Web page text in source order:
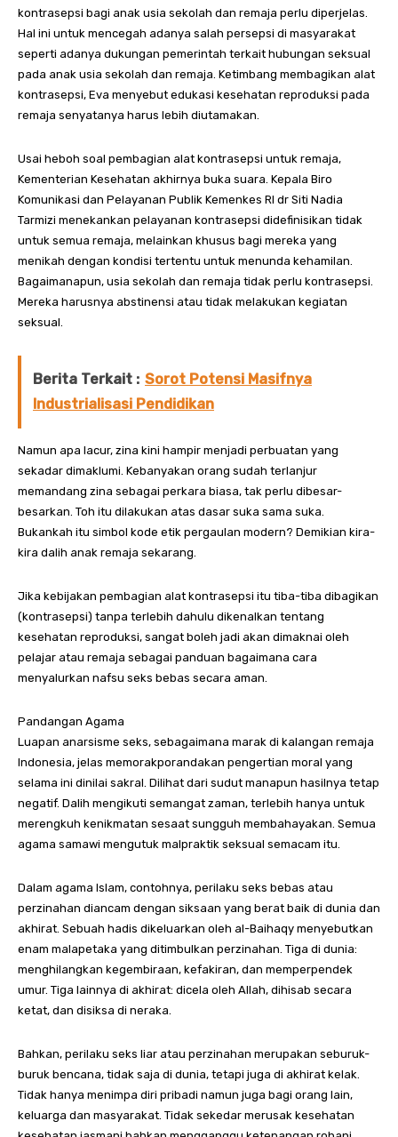
kontrasepsi bagi anak usia sekolah dan remaja perlu diperjelas.
Hal ini untuk mencegah adanya salah persepsi di masyarakat
seperti adanya dukungan pemerintah terkait hubungan seksual
pada anak usia sekolah dan remaja. Ketimbang membagikan alat
kontrasepsi, Eva menyebut edukasi kesehatan reproduksi pada
remaja senyatanya harus lebih diutamakan.
Usai heboh soal pembagian alat kontrasepsi untuk remaja,
Kementerian Kesehatan akhirnya buka suara. Kepala Biro
Komunikasi dan Pelayanan Publik Kemenkes RI dr Siti Nadia
Tarmizi menekankan pelayanan kontrasepsi didefinisikan tidak
untuk semua remaja, melainkan khusus bagi mereka yang
menikah dengan kondisi tertentu untuk menunda kehamilan.
Bagaimanapun, usia sekolah dan remaja tidak perlu kontrasepsi.
Mereka harusnya abstinensi atau tidak melakukan kegiatan
seksual.
Berita Terkait : Sorot Potensi Masifnya
Industrialisasi Pendidikan
Namun apa lacur, zina kini hampir menjadi perbuatan yang
sekadar dimaklumi. Kebanyakan orang sudah terlanjur
memandang zina sebagai perkara biasa, tak perlu dibesar-
besarkan. Toh itu dilakukan atas dasar suka sama suka.
Bukankah itu simbol kode etik pergaulan modern? Demikian kira-
kira dalih anak remaja sekarang.
Jika kebijakan pembagian alat kontrasepsi itu tiba-tiba dibagikan
(kontrasepsi) tanpa terlebih dahulu dikenalkan tentang
kesehatan reproduksi, sangat boleh jadi akan dimaknai oleh
pelajar atau remaja sebagai panduan bagaimana cara
menyalurkan nafsu seks bebas secara aman.
Pandangan Agama
Luapan anarsisme seks, sebagaimana marak di kalangan remaja
Indonesia, jelas memorakporandakan pengertian moral yang
selama ini dinilai sakral. Dilihat dari sudut manapun hasilnya tetap
negatif. Dalih mengikuti semangat zaman, terlebih hanya untuk
merengkuh kenikmatan sesaat sungguh membahayakan. Semua
agama samawi mengutuk malpraktik seksual semacam itu.
Dalam agama Islam, contohnya, perilaku seks bebas atau
perzinahan diancam dengan siksaan yang berat baik di dunia dan
akhirat. Sebuah hadis dikeluarkan oleh al-Baihaqy menyebutkan
enam malapetaka yang ditimbulkan perzinahan. Tiga di dunia:
menghilangkan kegembiraan, kefakiran, dan memperpendek
umur. Tiga lainnya di akhirat: dicela oleh Allah, dihisab secara
ketat, dan disiksa di neraka.
Bahkan, perilaku seks liar atau perzinahan merupakan seburuk-
buruk bencana, tidak saja di dunia, tetapi juga di akhirat kelak.
Tidak hanya menimpa diri pribadi namun juga bagi orang lain,
keluarga dan masyarakat. Tidak sekedar merusak kesehatan